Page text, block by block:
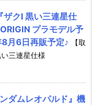
ザクI 黒い三連星仕
プラモデル予
月6日再販予定♪
【取
三連星仕様
ダムレオパルド』機